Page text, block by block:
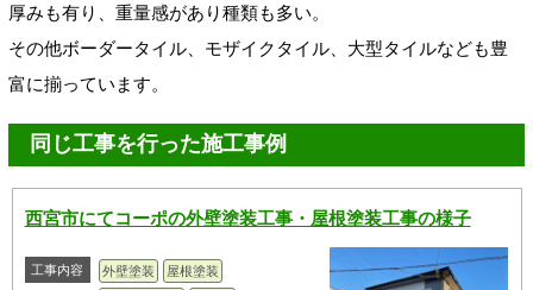
厚みも有り、重量感があり種類も多い。
その他ボーダータイル、モザイクタイル、大型タイルなども豊
富に揃っています。
同じ工事を行った施工事例
西宮市にてコーポの外壁塗装工事・屋根塗装工事の様子
工事内容 外壁塗装
屋根塗装